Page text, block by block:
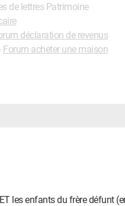
de lettres Patrimoine
déclaration de revenus
Forum acheter une maison
les enfants du frère défunt